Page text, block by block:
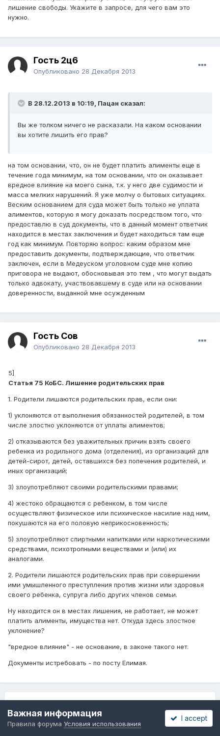
лишение свободы. Укажите в запросе, для чего вам это
нужно.
Гость 2ц6
Опубликовано 28 Декабря 2013
В 28.12.2013 в 10:19, Пацан сказал:
Вы же толком ничего не расказали. На каком основании
вы хотите лишить его прав?
на том основании, что, он не будет платить алименты еще в
течение года минимум, на том основании, что он оказывает
вредное влияние на моего сына, т.к. у него две судимости и
масса мелких нарушений. Я уже молчу о бытовых ситуациях.
Веским основанием для суда может быть только не уплата
алиментов, которую я могу доказать посредством того, что
предоставлю в суд документы, что в данный момент ответчик
находится в местах заключения и будет находиться там еще
год как минимум. Повторяю вопрос: каким образом мне
предоставить документы, подтверждающие, что ответчик
заключен, если в Медеуском уголовном суде мне копию
приговора не выдают, обосновывая это тем , что могут выдать
только адвокату, участвовавшему в суде или на основании
доверенности, выданной мне осужденным
Гость Сов
Опубликовано 28 Декабря 2013
5]
Статья 75 КоБС. Лишение родительских прав
1. Родители лишаются родительских прав, если они:
1) уклоняются от выполнения обязанностей родителей, в том
числе злостно уклоняются от уплаты алиментов;
2) отказываются без уважительных причин взять своего
ребенка из родильного дома (отделения), из организаций для
детей-сирот, детей, оставшихся без попечения родителей, и
иных организаций;
3) злоупотребляют своими родительскими правами;
4) жестоко обращаются с ребенком, в том числе
осуществляют физическое или психическое насилие над ним,
покушаются на его половую неприкосновенность;
5) злоупотребляют спиртными напитками или наркотическими
средствами, психотропными веществами и (или) их
аналогами.
2. Родители лишаются родительских прав при совершении
ими умышленного преступления против жизни или здоровья
своего ребенка, супруга либо других членов семьи.
Ну находится он в местах лишения, не работает, не может
платить алименты, имущества нет. Откуда здесь злостное
уклонение?
"вредное влияние" - не основание, в законе такого нет.
Документы истребовать - по посту Елимая.
Важная информация
Правила форума Условия использования
I accept